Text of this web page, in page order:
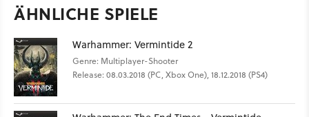
ÄHNLICHE SPIELE
Warhammer: Vermintide 2
Genre: Multiplayer-Shooter
Release: 08.03.2018 (PC, Xbox One), 18.12.2018 (PS4)